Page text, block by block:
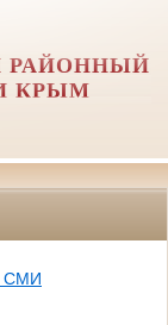
РАЙОННЫЙ
КРЫМ
СМИ